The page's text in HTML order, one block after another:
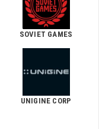
SOVIET GAMES
UNIGINE CORP